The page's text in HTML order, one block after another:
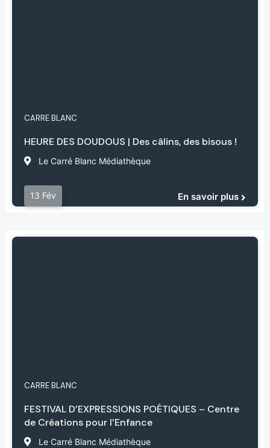
CARRE BLANC
HEURE DES DOUDOUS | Des câlins, des bisous !
Le Carré Blanc Médiathèque
13 Fév En savoir plus
CARRE BLANC
FESTIVAL D’EXPRESSIONS POÉTIQUES – Centre
de Créations pour l’Enfance
Le Carré Blanc Médiathèque